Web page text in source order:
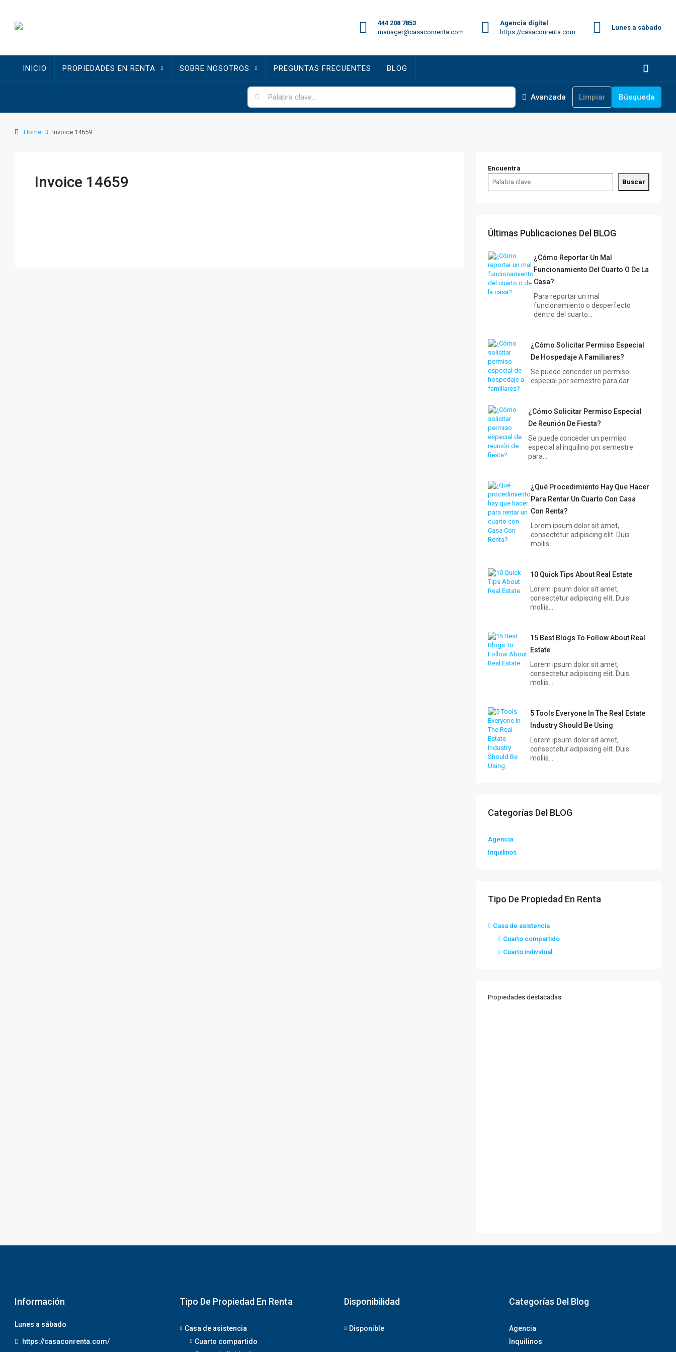
444 208 7853
manager@casaconrenta.com
Agencia digital
https://casaconrenta.com
Lunes a sábado
INICIO PROPIEDADES EN RENTA SOBRE NOSOTROS PREGUNTAS FRECUENTES BLOG
Avanzada Limpiar Búsqueda
Home Invoice 14659
Invoice 14659
Encuentra
Buscar
Últimas Publicaciones Del BLOG
¿Cómo Reportar Un Mal
Funcionamiento Del Cuarto O De La
Casa?
Para reportar un mal
funcionamiento o desperfecto
dentro del cuarto…
¿Cómo Solicitar Permiso Especial
De Hospedaje A Familiares?
Se puede conceder un permiso
especial por semestre para dar…
¿Cómo Solicitar Permiso Especial
De Reunión De Fiesta?
Se puede conceder un permiso
especial al inquilino por semestre
para…
¿Qué Procedimiento Hay Que Hacer
Para Rentar Un Cuarto Con Casa
Con Renta?
Lorem ipsum dolor sit amet,
consectetur adipiscing elit. Duis
mollis…
10 Quick Tips About Real Estate
Lorem ipsum dolor sit amet,
consectetur adipiscing elit. Duis
mollis…
15 Best Blogs To Follow About Real
Estate
Lorem ipsum dolor sit amet,
consectetur adipiscing elit. Duis
mollis…
5 Tools Everyone In The Real Estate
Industry Should Be Using
Lorem ipsum dolor sit amet,
consectetur adipiscing elit. Duis
mollis…
Categorías Del BLOG
Agencia
Inquilinos
Tipo De Propiedad En Renta
Casa de asistencia
Cuarto compartido
Cuarto individual
Propiedades destacadas
Información
Lunes a sábado
https://casaconrenta.com/
Tipo De Propiedad En Renta
Casa de asistencia
Cuarto compartido
Disponibilidad
Disponible
Categorías Del Blog
Agencia
Inquilinos